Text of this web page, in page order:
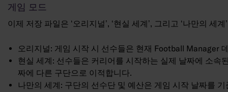
게임 모드
이제 저장 파일은 ‘오리지널’, ‘현실 세계’, 그리고 ‘나만의 세
오리지널: 게임 시작 시 선수들은 현재 Football Manager
현실 세계: 선수들은 커리어를 시작하는 실제 날짜에 소
짜에 다른 구단으로 이적합니다.
나만의 세계: 구단의 선수단 및 예산은 게임 시작 날짜를